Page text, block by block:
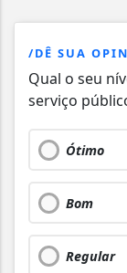
/DÊ SUA
Qual o seu
serviço
Ótimo
Bom
Regular